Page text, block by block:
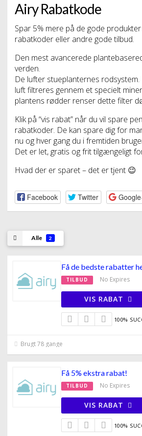
Airy Rabatkode
Spar 5% mere på de gode
rabatkoder eller andre gode tilbud.
Den mest avancerede
verden.
De lufter stueplanternes
luft filtreres gennem et specielt
plantens rødder renser dette filter
Klik på “vis rabat” når du vil spare
rabatkoder. De kan spare dig for
nu og hver gang du i fremtiden
Det er let, gratis og frit tilgængeligt
Hvad der er sparet – det er tjent 😉
Facebook Twitter
Alle 2
Få de bedste rabatter
TILBUD No Expires
VIS RABAT
100%
Brugt 78 gange
Få 5% ekstra rabat!
TILBUD No Expires
VIS RABAT
100%